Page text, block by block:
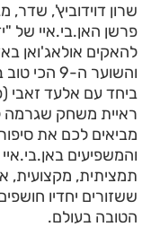
פרשן האן.בי.איי של
להאקים אולאג'ואן
והשוער ה-9 הכי טוב במרמורק.
ביחד עם אלעד זאבי
ראיית משחק שגרמה
תמציתית, מקצועית,
ששזורים יחדיו
הטובה בעולם.